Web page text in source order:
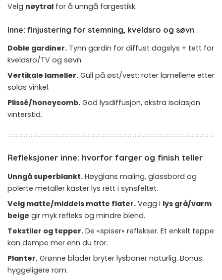
Velg nøytral for å unngå fargestikk.
Inne: finjustering for stemning, kveldsro og søvn
Doble gardiner. Tynn gardin for diffust dagslys + tett for
kveldsro/TV og søvn.
Vertikale lameller. Gull på øst/vest: roter lamellene etter
solas vinkel.
Plissé/honeycomb. God lysdiffusjon, ekstra isolasjon
vinterstid.
Refleksjoner inne: hvorfor farger og finish teller
Unngå superblankt. Høyglans maling, glassbord og
polerte metaller kaster lys rett i synsfeltet.
Velg matte/middels matte flater. Vegg i lys grå/varm
beige gir myk refleks og mindre blend.
Tekstiler og tepper. De «spiser» reflekser. Et enkelt teppe
kan dempe mer enn du tror.
Planter. Grønne blader bryter lysbaner naturlig. Bonus:
hyggeligere rom.